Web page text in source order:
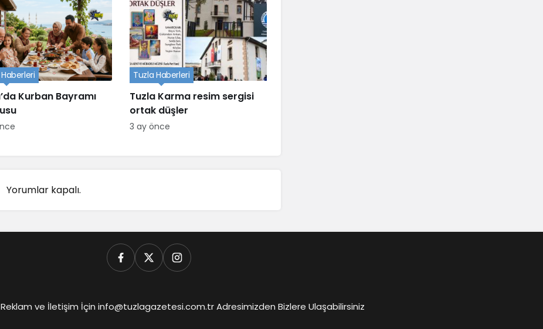
Kurban Bayramı
Tuzla Karma resim sergisi
ortak düşler
Tuzla Haberleri
3 ay önce
Yorumlar kapalı.
ve İletişim İçin info@tuzlagazetesi.com.tr Adresimizden Bizlere Ulaşabilirsiniz